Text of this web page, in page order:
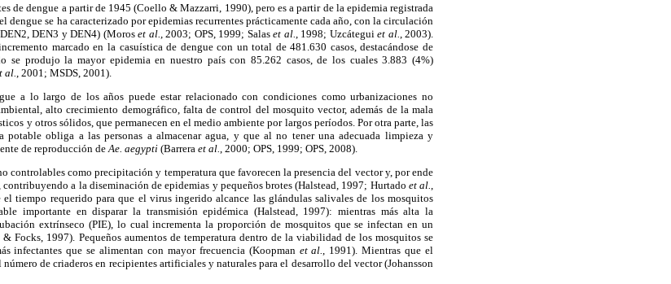
de dengue a partir de 1945 (Coello & Mazzarri, 1990), pero es a partir de la epidemia registrada
se ha caracterizado por epidemias recurrentes prácticamente cada año, con la circulación
DEN3 y DEN4) (Moroset al. , 2003; OPS, 1999; Salaset al. , 1998; Uzcáteguiet al. , 2003).
marcado en la casuística de dengue con un total de 481.630 casos, destacándose de
se produjo la mayor epidemia en nuestro país con 85.262 casos, de los cuales 3.883 (4%)
al.
, 2001; MSDS, 2001).
a lo largo de los años puede estar relacionado con condiciones como urbanizaciones no
alto crecimiento demográfico, falta de control del mosquito vector, además de la mala
y otros sólidos, que permanecen en el medio ambiente por largos períodos. Por otra parte, las
potable obliga a las personas a almacenar agua, y que al no tener una adecuada limpieza y
de reproducción deAe. aegypti (Barrera et al., 2000; OPS, 1999; OPS, 2008).
controlables como precipitación y temperatura que favorecen la presencia del vector y, por ende
a la diseminación de epidemias y pequeños brotes (Halstead, 1997; Hurtado et al.,
el tiempo requerido para que el virus ingerido alcance las glándulas salivales de los mosquitos
importante en disparar la transmisión epidémica (Halstead, 1997): mientras más alta la
extrínseco (PIE), lo cual incrementa la proporción de mosquitos que se infectan en un
& Focks, 1997). Pequeños aumentos de temperatura dentro de la viabilidad de los mosquitos se
infectantes que se alimentan con mayor frecuencia (Koopman et al., 1991). Mientras que el
de criaderos en recipientes artificiales y naturales para el desarrollo del vector (Johansson